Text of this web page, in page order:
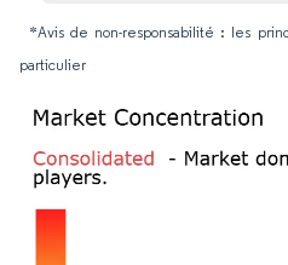
*Avis de non-responsabilité : les
particulier